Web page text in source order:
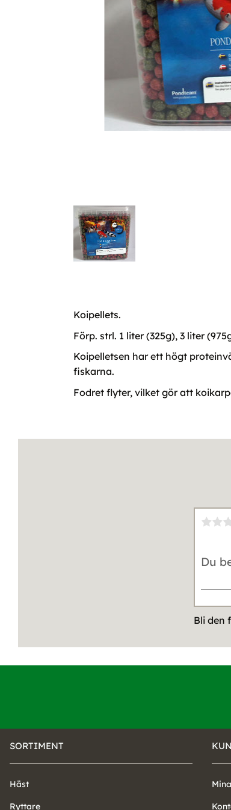
Koipellets.
Förp. strl. 1 liter (325g), 3 liter
Koipelletsen har ett högt
fiskarna.
Fodret flyter, vilket gör att
Bli den
SORTIMENT
Häst
Ryttare